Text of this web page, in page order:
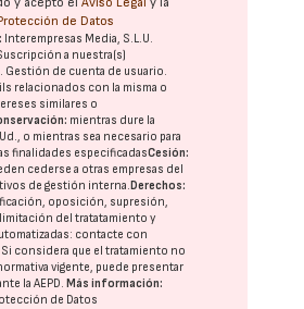
de Datos
Interempresas Media, S.L.U.
a nuestra(s)
Gestión de cuenta de usuario.
relacionados con la misma o
similares o
mientras dure la
o mientras sea necesario para
las finalidades especificadasCesión:
cederse a otras empresas del
de gestión interna. Derechos:
oposición, supresión,
del tratatamiento y
contacte con
Si considera que el tratamiento no
vigente, puede presentar
laAEPD. Más información:
de Datos